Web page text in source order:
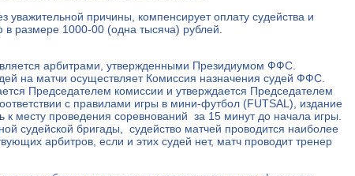
уважительной причины, компенсирует оплату судейства и
размере 1000-00 (одна тысяча) рублей.
арбитрами, утвержденными Президиумом ФФС.
на матчи осуществляет Комиссия назначения судей ФФС.
Председателем комиссии и утверждается Председателем
с правилами игры в мини-футбол (FUTSAL), издание
к месту проведения соревнований за 15 минут до начала игры.
судейской бригады, судейство матчей проводится наиболее
арбитров, если и этих судей нет, матч проводит тренер